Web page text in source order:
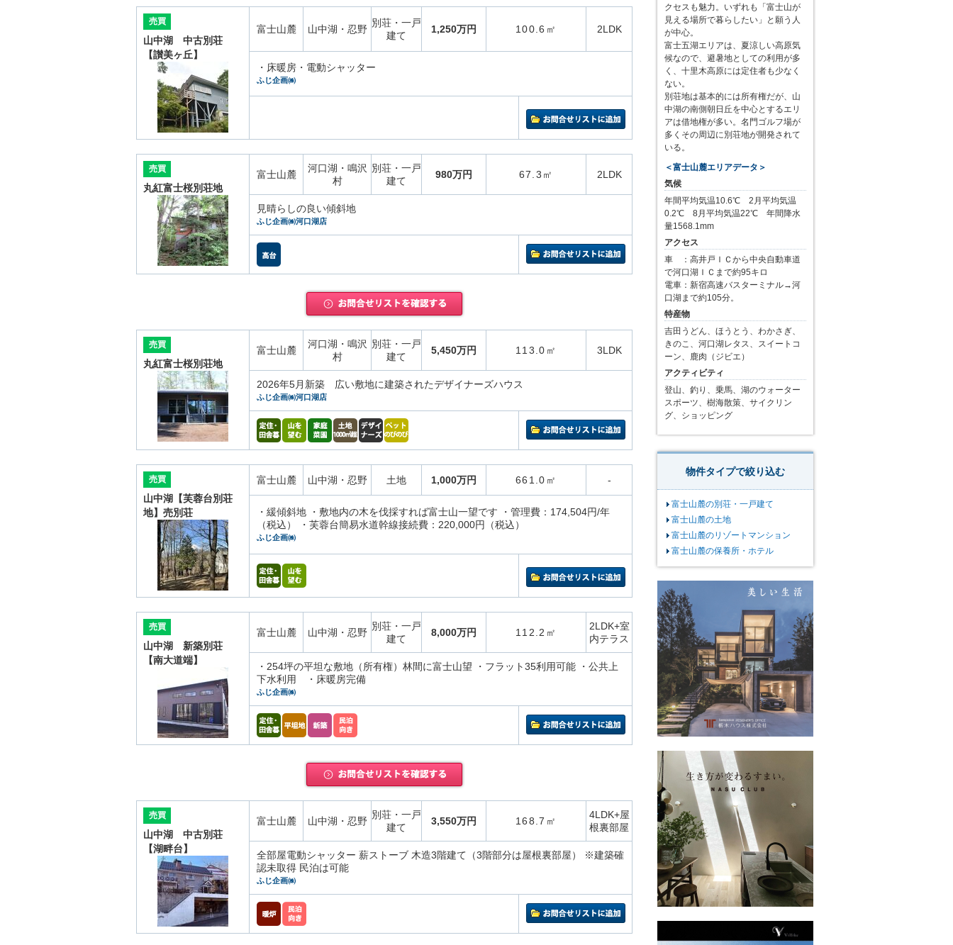
売買
山中湖 中古別荘
【讃美ヶ丘】
富士山麓 山中湖・忍野
別荘・一戸
建て
1,250万円 100.6㎡ 2LDK
・床暖房・電動シャッター
ふじ企画㈱
売買
丸紅富士桜別荘地
富士山麓
河口湖・鳴沢
村
別荘・一戸
建て
980万円 67.3㎡ 2LDK
見晴らしの良い傾斜地
ふじ企画㈱河口湖店
売買
丸紅富士桜別荘地
富士山麓
河口湖・鳴沢
村
別荘・一戸
建て
5,450万円 113.0㎡ 3LDK
2026年5月新築 広い敷地に建築されたデザイナーズハウス
ふじ企画㈱河口湖店
売買
山中湖【芙蓉台別荘
地】売別荘
富士山麓 山中湖・忍野 土地 1,000万円 661.0㎡ -
・緩傾斜地 ・敷地内の木を伐採すれば富士山一望です ・管理費：174,504円/年
（税込） ・芙蓉台簡易水道幹線接続費：220,000円（税込）
ふじ企画㈱
売買
山中湖 新築別荘
【南大道端】
富士山麓 山中湖・忍野
別荘・一戸
建て
8,000万円 112.2㎡
2LDK+室
内テラス
・254坪の平坦な敷地（所有権）林間に富士山望 ・フラット35利用可能 ・公共上
下水利用 ・床暖房完備
ふじ企画㈱
売買
山中湖 中古別荘
【湖畔台】
富士山麓 山中湖・忍野
別荘・一戸
建て
3,550万円 168.7㎡
4LDK+屋
根裏部屋
全部屋電動シャッター 薪ストーブ 木造3階建て（3階部分は屋根裏部屋） ※建築確
認未取得 民泊は可能
ふじ企画㈱
クセスも魅力。いずれも「富士山が
見える場所で暮らしたい」と願う人
が中心。
富士五湖エリアは、夏涼しい高原気
候なので、避暑地としての利用が多
く、十里木高原には定住者も少なく
ない。
別荘地は基本的には所有権だが、山
中湖の南側朝日丘を中心とするエリ
アは借地権が多い。名門ゴルフ場が
多くその周辺に別荘地が開発されて
いる。
＜富士山麓エリアデータ＞
気候
年間平均気温10.6℃ 2月平均気温
0.2℃ 8月平均気温22℃ 年間降水
量1568.1mm
アクセス
車 ：高井戸ＩＣから中央自動車道
で河口湖ＩＣまで約95キロ
電車：新宿高速バスターミナル→河
口湖まで約105分。
特産物
吉田うどん、ほうとう、わかさぎ、
きのこ、河口湖レタス、スイートコ
ーン、鹿肉（ジビエ）
アクティビティ
登山、釣り、乗馬、湖のウォーター
スポーツ、樹海散策、サイクリン
グ、ショッピング
物件タイプで絞り込む
富士山麓の別荘・一戸建て
富士山麓の土地
富士山麓のリゾートマンション
富士山麓の保養所・ホテル